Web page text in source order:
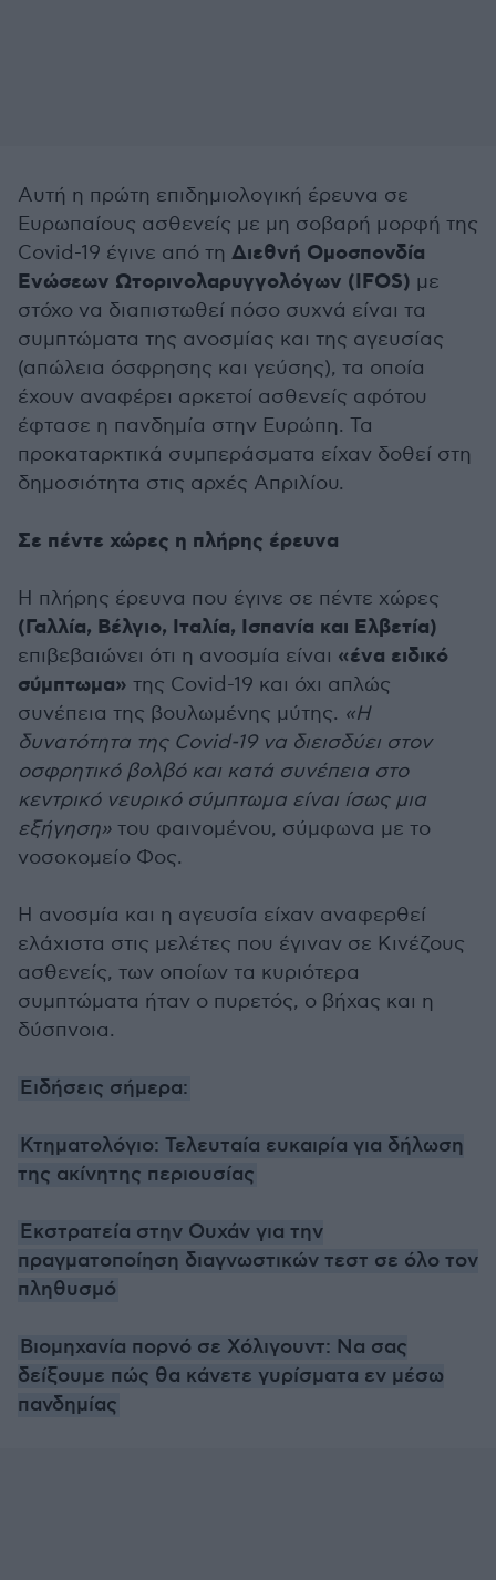
Αυτή η πρώτη επιδημιολογική έρευνα σε
Ευρωπαίους ασθενείς με μη σοβαρή μορφή της
Covid-19 έγινε από τη Διεθνή Ομοσπονδία
Ενώσεων Ωτορινολαρυγγολόγων (IFOS) με
στόχο να διαπιστωθεί πόσο συχνά είναι τα
συμπτώματα της ανοσμίας και της αγευσίας
(απώλεια όσφρησης και γεύσης), τα οποία
έχουν αναφέρει αρκετοί ασθενείς αφότου
έφτασε η πανδημία στην Ευρώπη. Τα
προκαταρκτικά συμπεράσματα είχαν δοθεί στη
δημοσιότητα στις αρχές Απριλίου.
Σε πέντε χώρες η πλήρης έρευνα
Η πλήρης έρευνα που έγινε σε πέντε χώρες
(Γαλλία, Βέλγιο, Ιταλία, Ισπανία και Ελβετία)
επιβεβαιώνει ότι η ανοσμία είναι «ένα ειδικό
σύμπτωμα» της Covid-19 και όχι απλώς
συνέπεια της βουλωμένης μύτης. «Η
δυνατότητα της Covid-19 να διεισδύει στον
οσφρητικό βολβό και κατά συνέπεια στο
κεντρικό νευρικό σύμπτωμα είναι ίσως μια
εξήγηση» του φαινομένου, σύμφωνα με το
νοσοκομείο Φος.
Η ανοσμία και η αγευσία είχαν αναφερθεί
ελάχιστα στις μελέτες που έγιναν σε Κινέζους
ασθενείς, των οποίων τα κυριότερα
συμπτώματα ήταν ο πυρετός, ο βήχας και η
δύσπνοια.
Ειδήσεις σήμερα:
Κτηματολόγιο: Τελευταία ευκαιρία για δήλωση
της ακίνητης περιουσίας
Εκστρατεία στην Ουχάν για την
πραγματοποίηση διαγνωστικών τεστ σε όλο τον
πληθυσμό
Βιομηχανία πορνό σε Χόλιγουντ: Να σας
δείξουμε πώς θα κάνετε γυρίσματα εν μέσω
πανδημίας